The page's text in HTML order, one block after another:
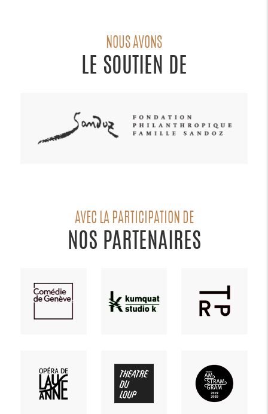
NOUS AVONS
LE SOUTIEN DE
AVEC LA PARTICIPATION DE
NOS PARTENAIRES